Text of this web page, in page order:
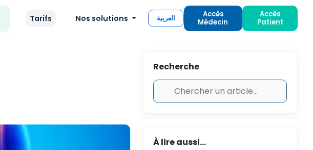
Tarifs Nos solutions العربية
Accès
Médecin
Accès
Patient
Recherche
À lire aussi...